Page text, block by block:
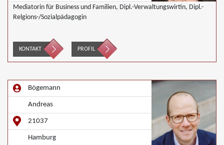
Mediatorin für Business und Familien, Dipl.-Verwaltungswirtin, Dipl.-
Relgions-/Sozialpädagogin
KONTAKT PROFIL
Bögemann
Andreas
21037
Hamburg